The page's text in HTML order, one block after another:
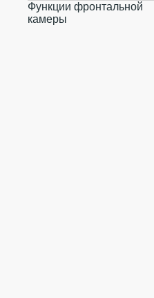
Функции фронтальной
камеры